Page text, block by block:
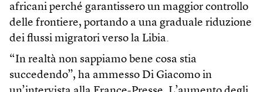
africani perché garantissero un maggior controllo
delle frontiere, portando a una graduale riduzione
dei flussi migratori verso la Libia.
“In realtà non sappiamo bene cosa stia
succedendo”, ha ammesso Di Giacomo in